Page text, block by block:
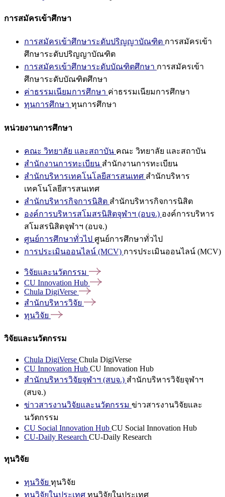
การสมัครเข้าศึกษา
การสมัครเข้าศึกษาระดับปริญญาบัณฑิต การสมัครเข้า
ศึกษาระดับปริญญาบัณฑิต
การสมัครเข้าศึกษาระดับบัณฑิตศึกษา การสมัครเข้า
ศึกษาระดับบัณฑิตศึกษา
ค่าธรรมเนียมการศึกษา ค่าธรรมเนียมการศึกษา
ทุนการศึกษา ทุนการศึกษา
หน่วยงานการศึกษา
คณะ วิทยาลัย และสถาบัน คณะ วิทยาลัย และสถาบัน
สำนักงานการทะเบียน สำนักงานการทะเบียน
สำนักบริหารเทคโนโลยีสารสนเทศ สำนักบริหาร
เทคโนโลยีสารสนเทศ
สำนักบริหารกิจการนิสิต สำนักบริหารกิจการนิสิต
องค์การบริหารสโมสรนิสิตจุฬาฯ (อบจ.) องค์การบริหาร
สโมสรนิสิตจุฬาฯ (อบจ.)
ศูนย์การศึกษาทั่วไป ศูนย์การศึกษาทั่วไป
การประเมินออนไลน์ (MCV) การประเมินออนไลน์ (MCV)
วิจัยและนวัตกรรม
CU Innovation Hub
Chula DigiVerse
สำนักบริหารวิจัย
ทุนวิจัย
วิจัยและนวัตกรรม
Chula DigiVerse Chula DigiVerse
CU Innovation Hub CU Innovation Hub
สำนักบริหารวิจัยจุฬาฯ (สบจ.) สำนักบริหารวิจัยจุฬาฯ
(สบจ.)
ข่าวสารงานวิจัยและนวัตกรรม ข่าวสารงานวิจัยและ
นวัตกรรม
CU Social Innovation Hub CU Social Innovation Hub
CU-Daily Research CU-Daily Research
ทุนวิจัย
ทุนวิจัย ทุนวิจัย
ทุนวิจัยในประเทศ ทุนวิจัยในประเทศ